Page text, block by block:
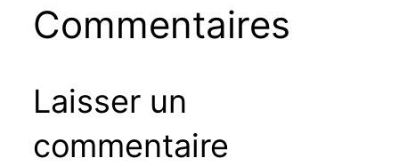
Commentaires
Laisser un
commentaire